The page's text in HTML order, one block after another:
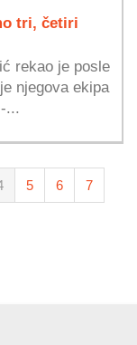
tri, četiri
rekao je posle
njegova ekipa
...
5 6 7